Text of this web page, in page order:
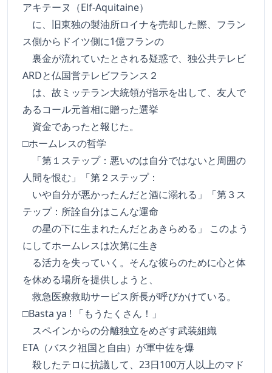
アキテーヌ（Elf-Aquitaine）
に、旧東独の製油所ロイナを売却した際、フラン
ス側からドイツ側に1億フランの
裏金が流れていたとされる疑惑で、独公共テレビ
ARDと仏国営テレビフランス２
は、故ミッテラン大統領が指示を出して、友人で
あるコール元首相に贈った選挙
資金であったと報じた。
□ホームレスの哲学
「第１ステップ：悪いのは自分ではないと周囲の
人間を恨む」「第２ステップ：
いや自分が悪かったんだと酒に溺れる」「第３ス
テップ：所詮自分はこんな運命
の星の下に生まれたんだとあきらめる」 このよう
にしてホームレスは次第に生き
る活力を失っていく。そんな彼らのために心と体
を休める場所を提供しようと、
救急医療救助サービス所長が呼びかけている。
□Basta ya ! 「もうたくさん！」
スペインからの分離独立をめざす武装組織
ETA（バスク祖国と自由）が軍中佐を爆
殺したテロに抗議して、23日100万人以上のマド